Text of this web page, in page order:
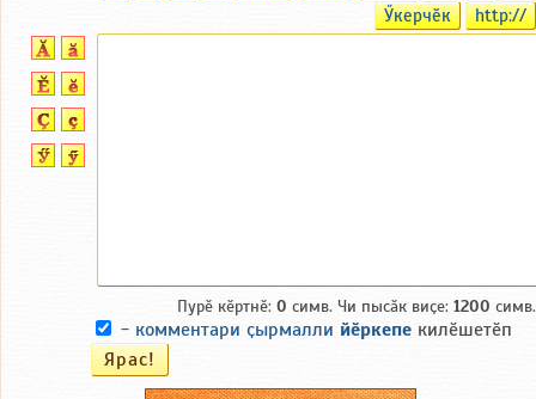
Ӳкерчӗк http://
Пурӗ кӗртнӗ: 0 симв. Чи пысӑк виҫе: 1200 симв.
- комментари ҫырмалли йӗркепе килӗшетӗп